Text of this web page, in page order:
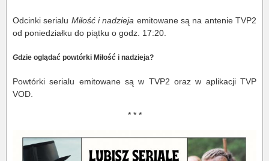
Odcinki serialu Miłość i nadzieja emitowane są na antenie TVP2
od poniedziałku do piątku o godz. 17:20.
Gdzie oglądać powtórki Miłość i nadzieja?
Powtórki serialu emitowane są w TVP2 oraz w aplikacji TVP
VOD.
* * *